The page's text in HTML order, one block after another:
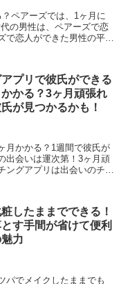
ペアーズでは、1ヶ月に
の男性は、ペアーズで恋
恋人ができた男性の平均
プリで彼氏ができる
かる？3ヶ月頑張れ
が見つかるかも！
月かかる？1週間で彼氏が
出会いは運次第！3ヶ月頑
ングアプリは出会いのチャ
したままでできる！
す手間が省けて便利
力
パでメイクしたままでも